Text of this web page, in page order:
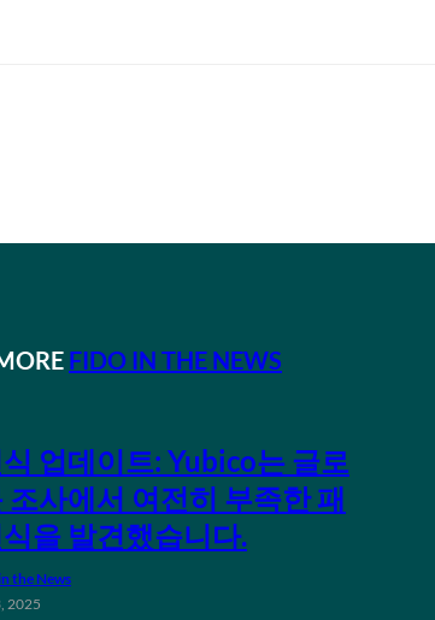
FIDO IN THE NEWS
업데이트: Yubico는 글로
조사에서 여전히 부족한 패
을 발견했습니다.
the News
2025